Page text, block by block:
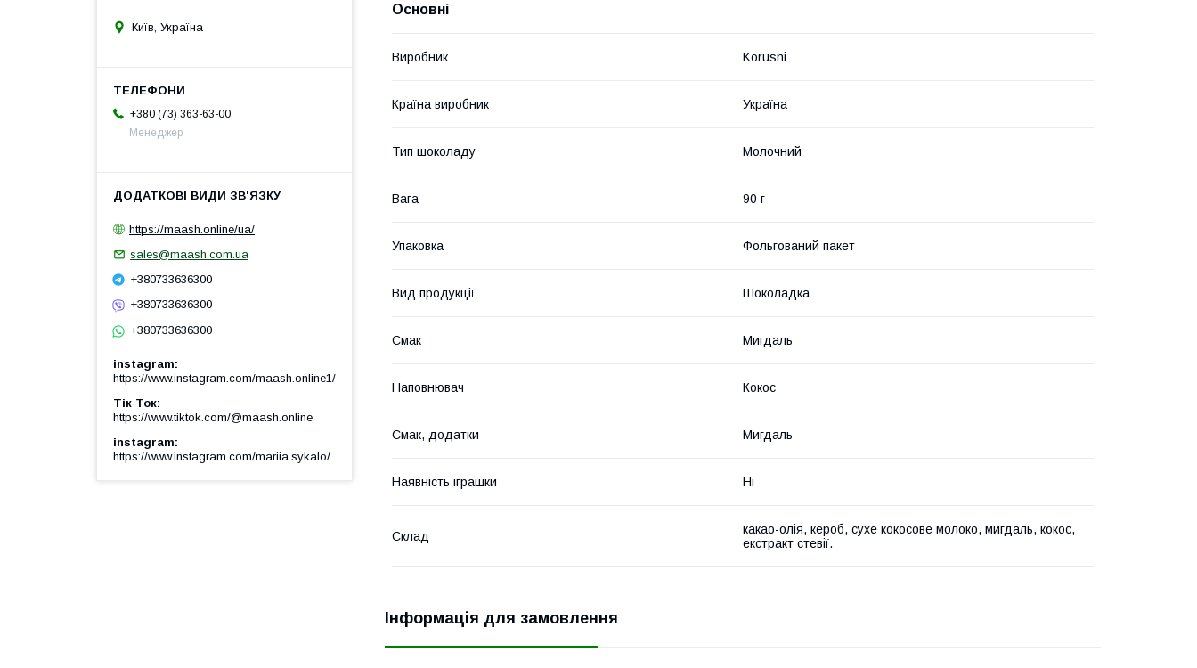
Основні
Виробник Korusni
Країна виробник Україна
Тип шоколаду Молочний
Вага 90 г
Упаковка Фольгований пакет
Вид продукції Шоколадка
Смак Мигдаль
Наповнювач Кокос
Смак, додатки Мигдаль
Наявність іграшки Ні
Склад
какао-олія, кероб, сухе кокосове молоко, мигдаль, кокос,
екстракт стевії.
Інформація для замовлення
Київ, Україна
+380 (73) 363-63-00
Менеджер
https://maash.online/ua/
sales@maash.com.ua
+380733636300
+380733636300
+380733636300
instagram
https://www.instagram.com/maash.online1/
Тік Ток
https://www.tiktok.com/@maash.online
instagram
https://www.instagram.com/mariia.sykalo/